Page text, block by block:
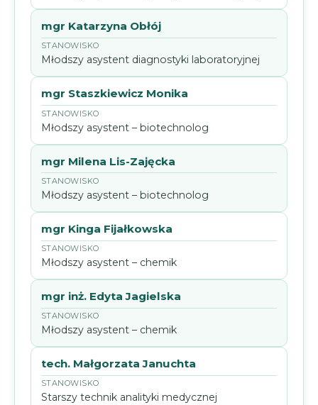
mgr Katarzyna Obłój
Młodszy asystent diagnostyki laboratoryjnej
mgr Staszkiewicz Monika
Młodszy asystent – biotechnolog
mgr Milena Lis-Zajęcka
Młodszy asystent – biotechnolog
mgr Kinga Fijałkowska
Młodszy asystent – chemik
mgr inż. Edyta Jagielska
Młodszy asystent – chemik
tech. Małgorzata Januchta
Starszy technik analityki medycznej